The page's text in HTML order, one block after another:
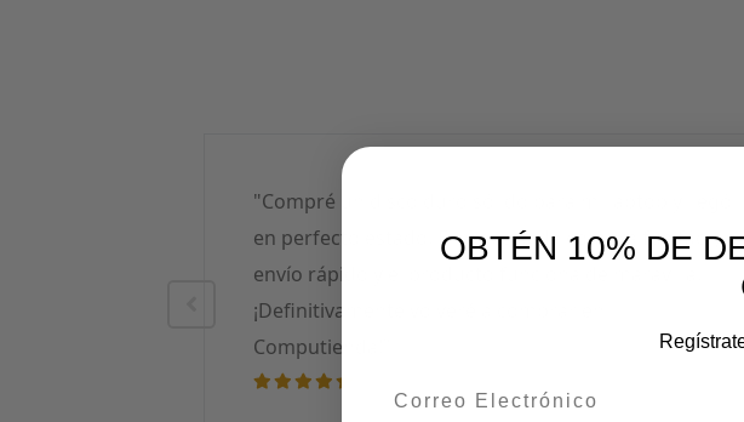
"Compré un disco duro sólido para mi laptop y llegó
en perfecto estado. El proceso de compra fue fácil, el
envío rápido y el producto funciona de maravilla.
¡Definitivamente volveré a comprar en
Computienda!"
OBTÉN 10% DE